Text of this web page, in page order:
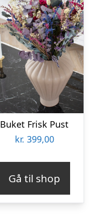
Buket Frisk Pust
kr. 399,00
Gå til shop